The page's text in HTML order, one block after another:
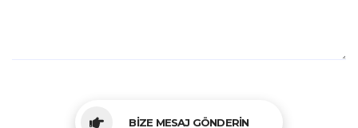
BİZE MESAJ GÖNDERİN